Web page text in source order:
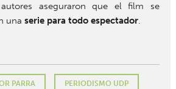
aseguraron que el film se
una serie para todo espectador.
PARRA PERIODISMO UDP